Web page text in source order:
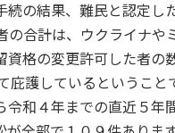
の結果、難民と認定し
合計は、ウクライナや
格の変更許可した者の
庇護しているということ
和４年までの直近５年